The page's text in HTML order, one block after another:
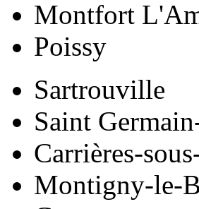
Montfort
Poissy
Sartrouville
Saint
Carrières-
Montigny-le-